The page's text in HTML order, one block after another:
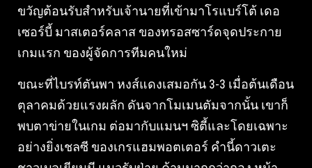
ขวัญต้อนรับสําหรับเจ้านายที่เข้ามาโรแบร์โต้ เดอ
เซอร์บี้ มาสเตอร์คลาส ของทรอสซาร์ดจุดประกาย
เกมแรก ของผู้จัดการทีมคนใหม่
ขณะที่ไบรท์ตันพา หงส์แดงเสมอกัน 3-3 เมื่อต้นเดือน
ตุลาคมด้วยแรงผลัก ดันจากโมเมนตัมจากนั้น เขาก็
พบตาข่ายในเกม ต่อมากับแมนฯ ซิตี้และโดยเฉพาะ
อย่างยิ่งเชลซี ของเกรแฮมพอตเตอร์ คํานี้ดาวเตะ